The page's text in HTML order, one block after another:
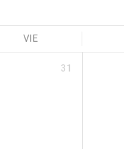
VIE
31